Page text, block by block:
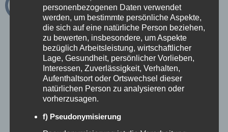
zunächst das Ziel der Kooperation und die
Zielgruppe, die Sie erreichen wollen. Darauf
aufbauend definieren Sie Ihre Kernbotschaft:
Was macht den Aufenthalt bei Ihnen
besonders und welche Erlebnisse sollen
sichtbar werden?
Damit vor Ort nichts vergessen wird,
personenbezogenen Daten verwendet
werden, um bestimmte persönliche Aspekte,
die sich auf eine natürliche Person beziehen,
zu bewerten, insbesondere, um Aspekte
bezüglich Arbeitsleistung, wirtschaftlicher
Lage, Gesundheit, persönlicher Vorlieben,
Interessen, Zuverlässigkeit, Verhalten,
Aufenthaltsort oder Ortswechsel dieser
natürlichen Person zu analysieren oder
vorherzusagen.
f) Pseudonymisierung